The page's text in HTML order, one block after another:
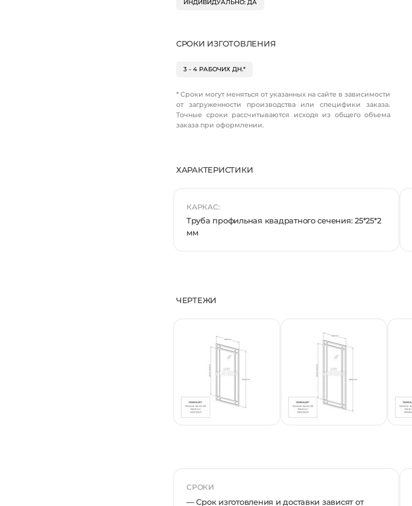
ИНДИВИДУАЛЬНО: ДА
СРОКИ ИЗГОТОВЛЕНИЯ
3 - 4 РАБОЧИХ ДН.*
* Сроки могут меняться от указанных на сайте в зависимости
от загруженности производства или специфики заказа.
Точные сроки рассчитываются исходя из общего объема
заказа при оформлении.
ХАРАКТЕРИСТИКИ
КАРКАС:
Труба профильная квадратного сечения: 25*25*2
мм
ЧЕРТЕЖИ
СРОКИ
— Срок изготовления и доставки зависят от